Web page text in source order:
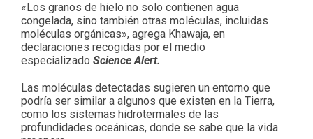
«Los granos de hielo no solo contienen agua
congelada, sino también otras moléculas, incluidas
moléculas orgánicas», agrega Khawaja, en
declaraciones recogidas por el medio
especializado Science Alert.
Las moléculas detectadas sugieren un entorno que
podría ser similar a algunos que existen en la Tierra,
como los sistemas hidrotermales de las
profundidades oceánicas, donde se sabe que la vida